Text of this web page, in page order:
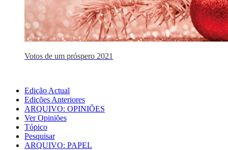
Votos de um próspero 2021
Edição Actual
Edições Anteriores
ARQUIVO: OPINIÕES
Ver Opiniões
Tópico
Pesquisar
ARQUIVO: PAPEL